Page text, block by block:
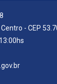
- CEP